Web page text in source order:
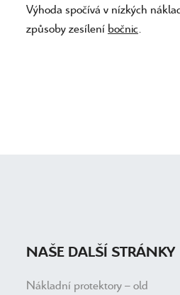
Výhoda spočívá v nízkých
způsoby zesílení bočnic.
NAŠE DALŠÍ STRÁNKY
Nákladní protektory – old